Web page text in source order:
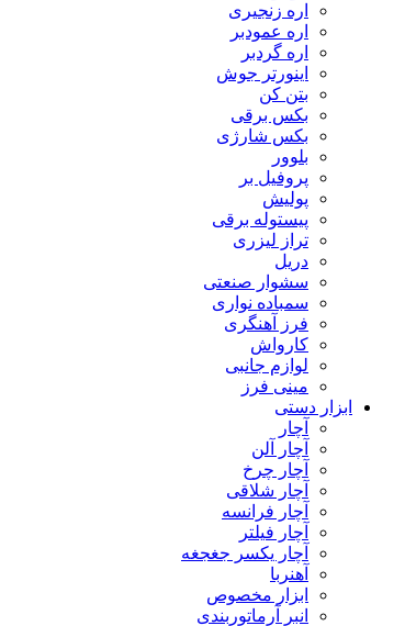
اره زنجیری
اره عمودبر
اره گردبر
اینورتر جوش
بتن کن
بکس برقی
بکس شارژی
بلوور
پروفیل بر
پولیش
پیستوله برقی
تراز لیزری
دریل
سشوار صنعتی
سمباده نواری
فرز آهنگری
کارواش
لوازم جانبی
مینی فرز
ابزار دستی
آچار
آچار آلن
آچار چرخ
آچار شلاقی
آچار فرانسه
آچار فیلتر
آچار یکسر جغجغه
آهنربا
ابزار مخصوص
انبر آرماتوربندی